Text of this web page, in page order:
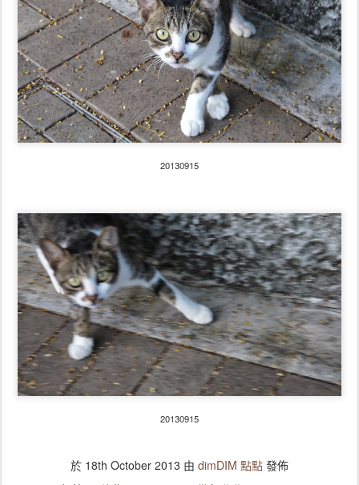
20130915
20130915
於 18th October 2013 由 dimDIM 點點 發佈